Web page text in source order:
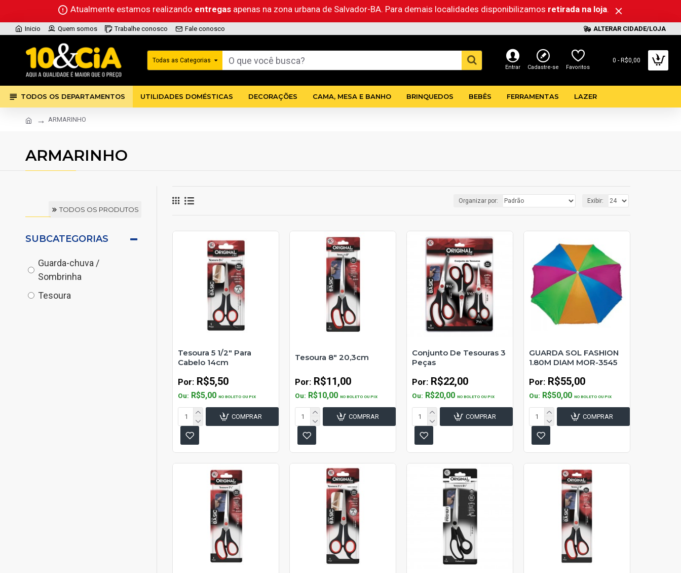
Atualmente estamos realizando entregas apenas na zona urbana de Salvador-BA. Para demais localidades disponibilizamos retirada na loja.
Inicio Quem somos Trabalhe conosco Fale conosco ALTERAR CIDADE/LOJA
Todas as Categorias
Entrar Cadastre-se Favoritos
0 - R$0,00
TODOS OS DEPARTAMENTOS UTILIDADES DOMÉSTICAS DECORAÇÕES CAMA, MESA E BANHO BRINQUEDOS BEBÊS FERRAMENTAS LAZER
ARMARINHO
ARMARINHO
TODOS OS PRODUTOS
SUBCATEGORIAS
Guarda-chuva /
Sombrinha
Tesoura
Organizar por: Exibir:
Tesoura 5 1/2" Para
Cabelo 14cm
Por: R$5,50
Ou: R$5,00 NO BOLETO OU PIX
COMPRAR
Tesoura 8" 20,3cm
Por:R$11,00
Ou: R$10,00 NO BOLETO OU PIX
COMPRAR
Conjunto De Tesouras 3
Peças
Por:R$22,00
Ou: R$20,00 NO BOLETO OU PIX
COMPRAR
GUARDA SOL FASHION
1.80M DIAM MOR-3545
Por:R$55,00
Ou: R$50,00 NO BOLETO OU PIX
COMPRAR